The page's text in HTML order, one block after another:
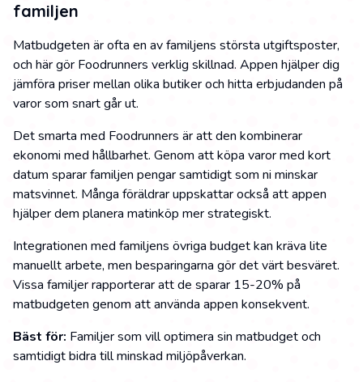
familjen
Matbudgeten är ofta en av familjens största utgiftsposter,
och här gör Foodrunners verklig skillnad. Appen hjälper dig
jämföra priser mellan olika butiker och hitta erbjudanden på
varor som snart går ut.
Det smarta med Foodrunners är att den kombinerar
ekonomi med hållbarhet. Genom att köpa varor med kort
datum sparar familjen pengar samtidigt som ni minskar
matsvinnet. Många föräldrar uppskattar också att appen
hjälper dem planera matinköp mer strategiskt.
Integrationen med familjens övriga budget kan kräva lite
manuellt arbete, men besparingarna gör det värt besväret.
Vissa familjer rapporterar att de sparar 15-20% på
matbudgeten genom att använda appen konsekvent.
Bäst för: Familjer som vill optimera sin matbudget och
samtidigt bidra till minskad miljöpåverkan.